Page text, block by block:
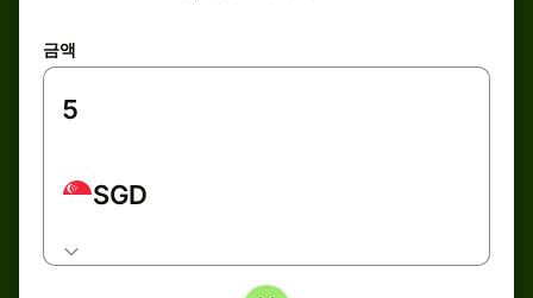
금액
SGD